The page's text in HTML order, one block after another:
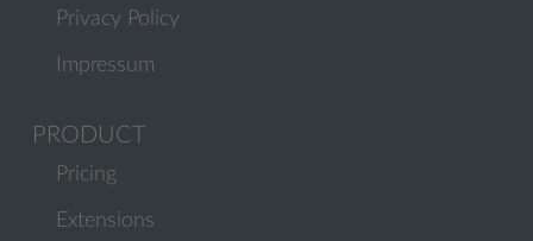
Privacy Policy
Impressum
PRODUCT
Pricing
Extensions